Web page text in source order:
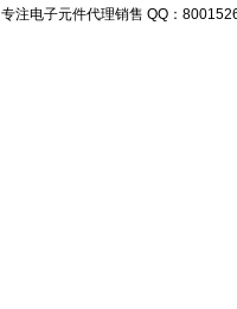
专注电子元件代理销售 QQ：